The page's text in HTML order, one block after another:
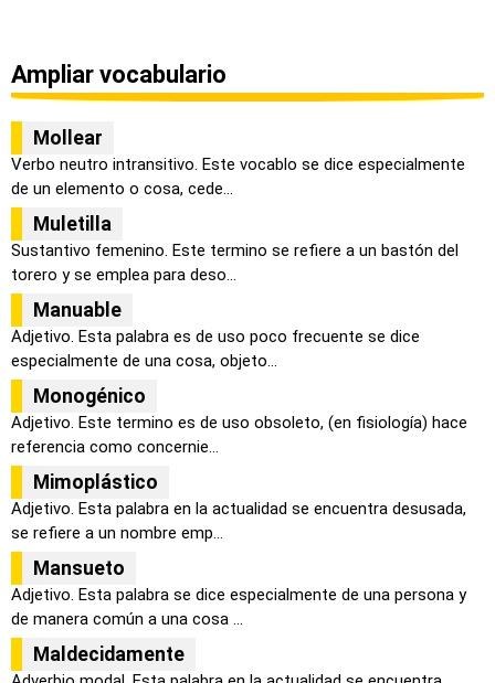
Ampliar vocabulario
Mollear
Verbo neutro intransitivo. Este vocablo se dice especialmente
de un elemento o cosa, cede...
Muletilla
Sustantivo femenino. Este termino se refiere a un bastón del
torero y se emplea para deso...
Manuable
Adjetivo. Esta palabra es de uso poco frecuente se dice
especialmente de una cosa, objeto...
Monogénico
Adjetivo. Este termino es de uso obsoleto, (en fisiología) hace
referencia como concernie...
Mimoplástico
Adjetivo. Esta palabra en la actualidad se encuentra desusada,
se refiere a un nombre emp...
Mansueto
Adjetivo. Esta palabra se dice especialmente de una persona y
de manera común a una cosa ...
Maldecidamente